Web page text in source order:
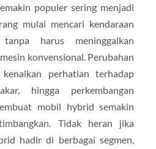
populer sering menjadi
mulai mencari kendaraan
harus meninggalkan
konvensional. Perubahan
perhatian terhadap
hingga perkembangan
mobil hybrid semakin
Tidak heran jika
hadir di berbagai segmen,